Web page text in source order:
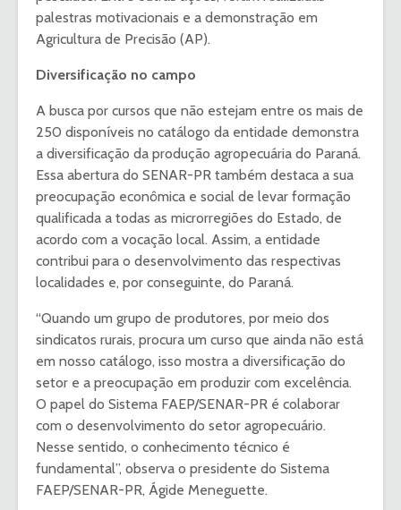
palestras motivacionais e a demonstração em
Agricultura de Precisão (AP).
Diversificação no campo
A busca por cursos que não estejam entre os mais de
250 disponíveis no catálogo da entidade demonstra
a diversificação da produção agropecuária do Paraná.
Essa abertura do SENAR-PR também destaca a sua
preocupação econômica e social de levar formação
qualificada a todas as microrregiões do Estado, de
acordo com a vocação local. Assim, a entidade
contribui para o desenvolvimento das respectivas
localidades e, por conseguinte, do Paraná.
“Quando um grupo de produtores, por meio dos
sindicatos rurais, procura um curso que ainda não está
em nosso catálogo, isso mostra a diversificação do
setor e a preocupação em produzir com excelência.
O papel do Sistema FAEP/SENAR-PR é colaborar
com o desenvolvimento do setor agropecuário.
Nesse sentido, o conhecimento técnico é
fundamental”, observa o presidente do Sistema
FAEP/SENAR-PR, Ágide Meneguette.